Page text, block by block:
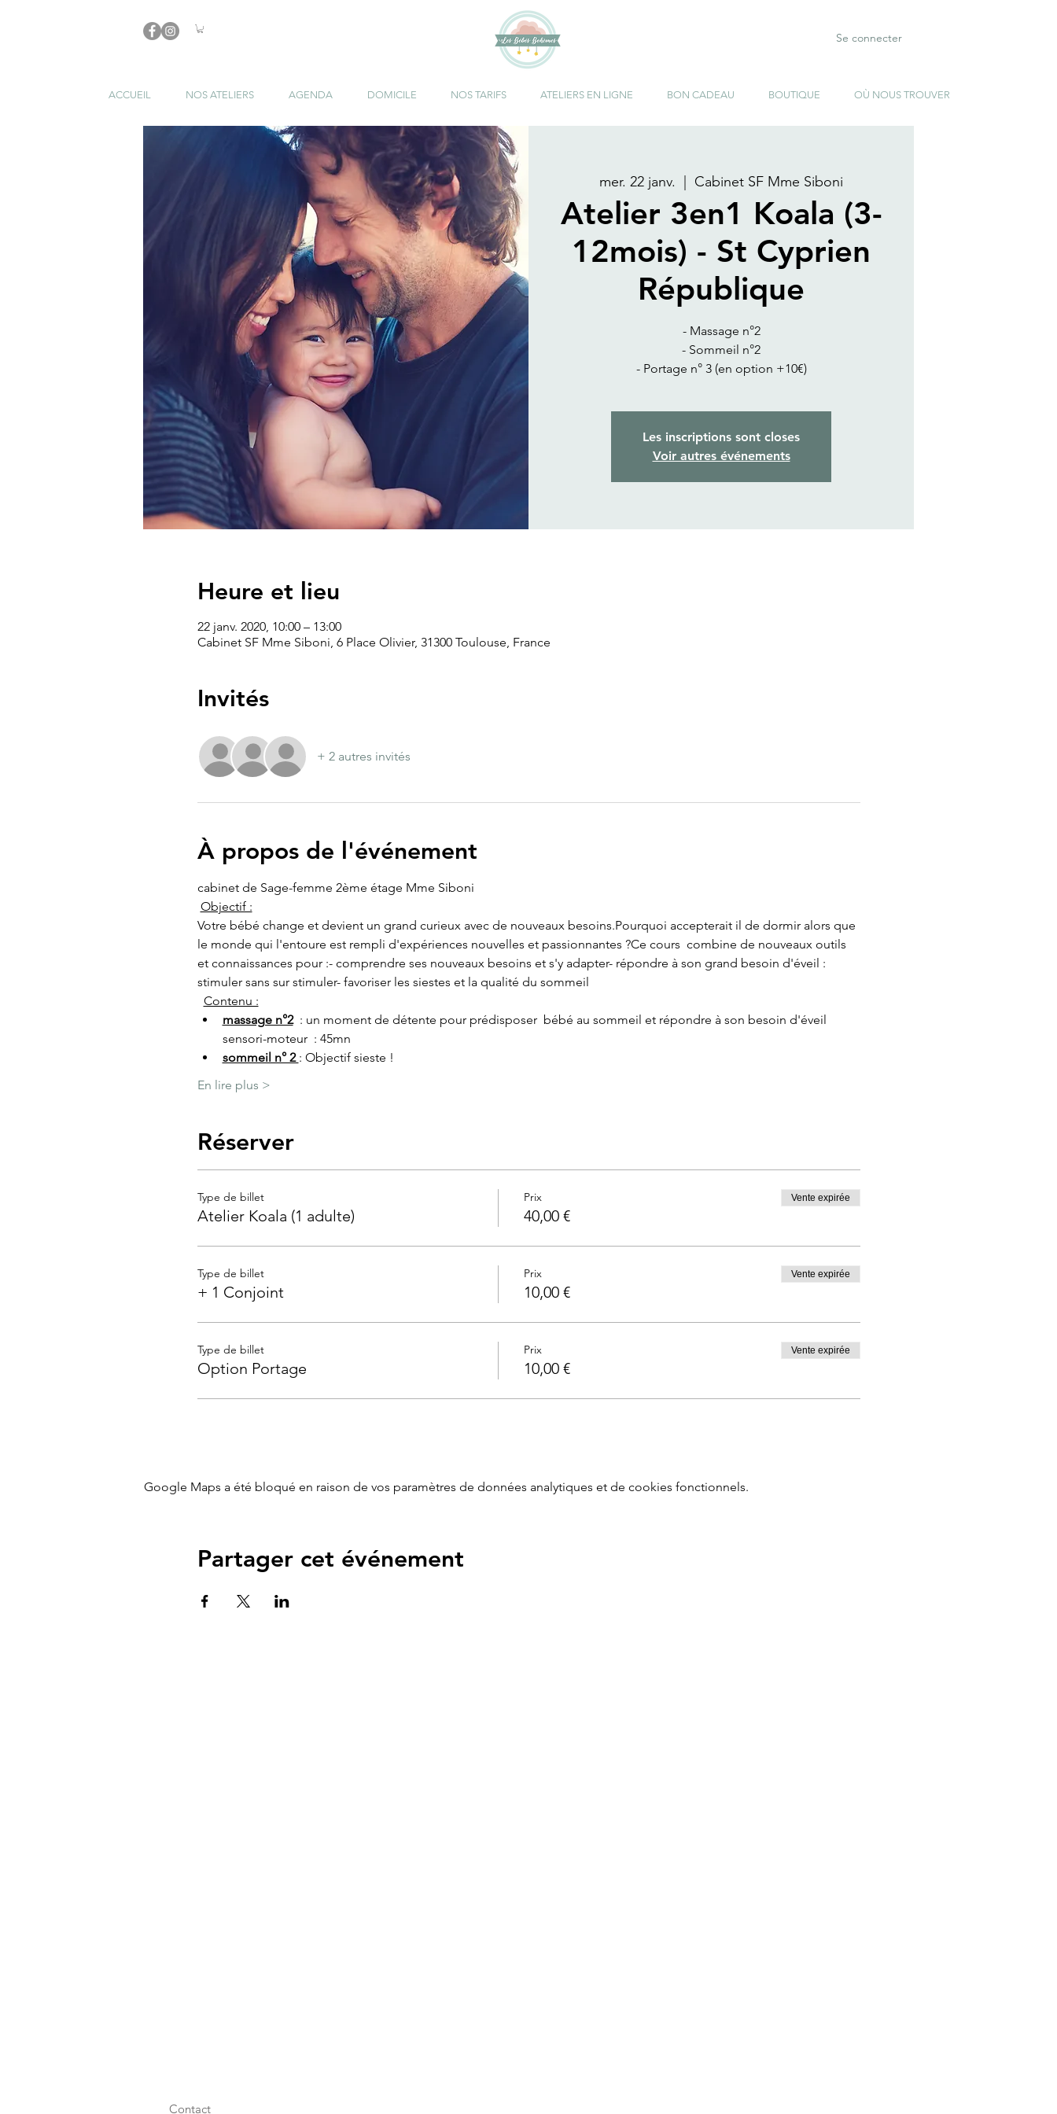
Se connecter
ACCUEIL NOS ATELIERS AGENDA DOMICILE NOS TARIFS ATELIERS EN LIGNE BON CADEAU BOUTIQUE OÙ NOUS TROUVER
mer. 22 janv. Cabinet SF Mme Siboni
Atelier 3en1 Koala (3-
12mois) - St Cyprien
République
- Massage n°2
- Sommeil n°2
- Portage n° 3 (en option +10€)
Les inscriptions sont closes
Voir autres événements
Heure et lieu
22 janv. 2020, 10:00 – 13:00
Cabinet SF Mme Siboni, 6 Place Olivier, 31300 Toulouse, France
Invités
+ 2 autres invités
À propos de l'événement
cabinet de Sage-femme 2ème étage Mme Siboni
Objectif :
Votre bébé change et devient un grand curieux avec de nouveaux besoins.Pourquoi accepterait il de dormir alors que
le monde qui l'entoure est rempli d'expériences nouvelles et passionnantes ?Ce cours  combine de nouveaux outils
et connaissances pour :- comprendre ses nouveaux besoins et s'y adapter- répondre à son grand besoin d'éveil :
stimuler sans sur stimuler- favoriser les siestes et la qualité du sommeil
Contenu :
massage n°2 : un moment de détente pour prédisposer  bébé au sommeil et répondre à son besoin d'éveil
sensori-moteur  : 45mn
sommeil n° 2 : Objectif sieste !
En lire plus >
Réserver
Type de billet
Atelier Koala (1 adulte)
Prix
40,00 €
Vente expirée
Type de billet
+ 1 Conjoint
Prix
10,00 €
Vente expirée
Type de billet
Option Portage
Prix
10,00 €
Vente expirée
Google Maps a été bloqué en raison de vos paramètres de données analytiques et de cookies fonctionnels.
Partager cet événement
Contact